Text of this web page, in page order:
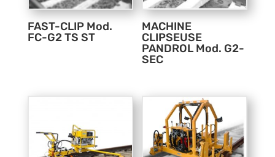
FAST-CLIP Mod.
FC-G2 TS ST
MACHINE
CLIPSEUSE
PANDROL Mod. G2-
SEC